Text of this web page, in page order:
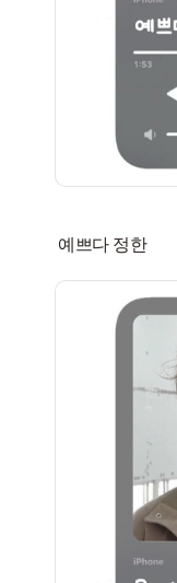
예쁘다 정한